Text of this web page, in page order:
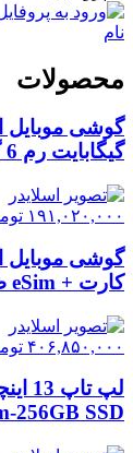
نام
محصولات
گیگابایت رم 6 گیگابایت - ...
۱۹۱,۰۲۰,۰۰۰
کارت + eSim ظرفیت 256 گیگابایت ...
۴۰۶,۸۵۰,۰۰۰
256GB SSD